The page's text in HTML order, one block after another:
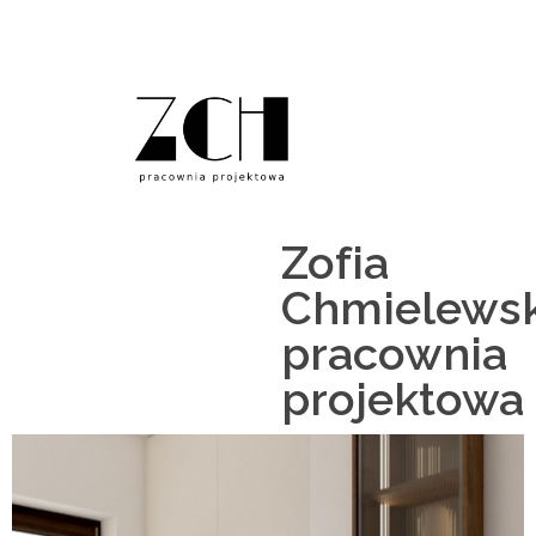
Zofia
pracownia
projektowa